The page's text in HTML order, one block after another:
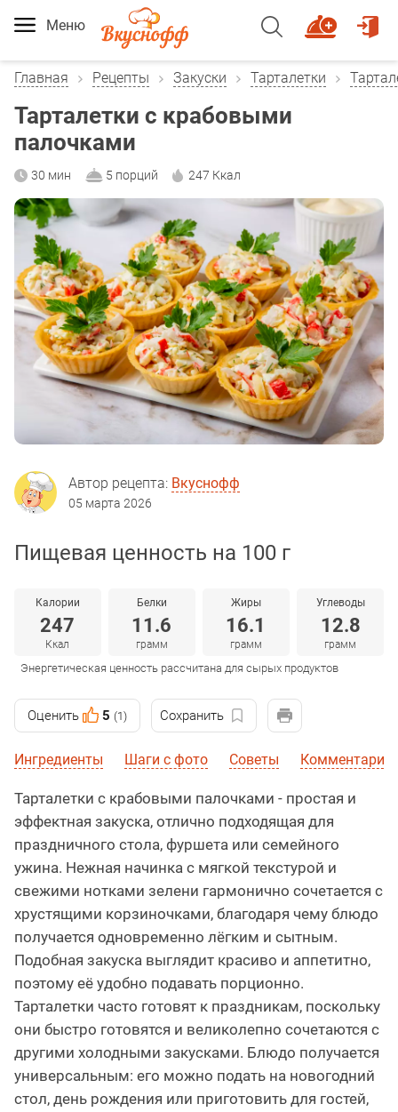
Меню
Главная Рецепты Закуски Тарталетки
Тарталетки с крабовыми
палочками
30 мин 5 порций 247 Ккал
Автор рецепта: Вкуснофф
05 марта 2026
Пищевая ценность на 100 г
Калории
247
Ккал
Белки
11.6
грамм
Жиры
16.1
грамм
Углеводы
12.8
грамм
Энергетическая ценность рассчитана для сырых продуктов
Оценить 5 (1) Сохранить
Ингредиенты Шаги с фото Советы Комментарии
Тарталетки с крабовыми палочками - простая и
эффектная закуска, отлично подходящая для
праздничного стола, фуршета или семейного
ужина. Нежная начинка с мягкой текстурой и
свежими нотками зелени гармонично сочетается с
хрустящими корзиночками, благодаря чему блюдо
получается одновременно лёгким и сытным.
Подобная закуска выглядит красиво и аппетитно,
поэтому её удобно подавать порционно.
Тарталетки часто готовят к праздникам, поскольку
они быстро готовятся и великолепно сочетаются с
другими холодными закусками. Блюдо получается
универсальным: его можно подать на новогодний
стол, день рождения или приготовить для гостей,